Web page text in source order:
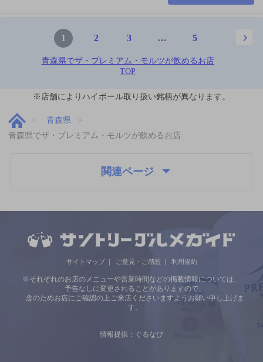
1 2 3 … 5
青森県でザ・プレミアム・モルツが飲めるお店
TOP
※店舗によりハイボール取り扱い銘柄が異なります。
青森県
青森県でザ・プレミアム・モルツが飲めるお店
関連ページ
サイトマップ ご意見・ご感想 利用規約
※それぞれのお店のメニューや営業時間などの掲載情報については、
予告なしに変更されることがありますので、
念のためお店にご確認の上ご来店くださいますようお願い申し上げま
す。
情報提供：ぐるなび